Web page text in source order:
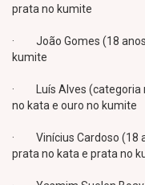
prata no kumite
· João Gomes (18 anos
kumite
· Luís Alves (categoria
no kata e ouro no kumite
· Vinícius Cardoso (18
prata no kata e prata no